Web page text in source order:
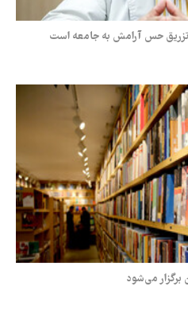
تزریق حس آرامش به جامعه است
می‌شود